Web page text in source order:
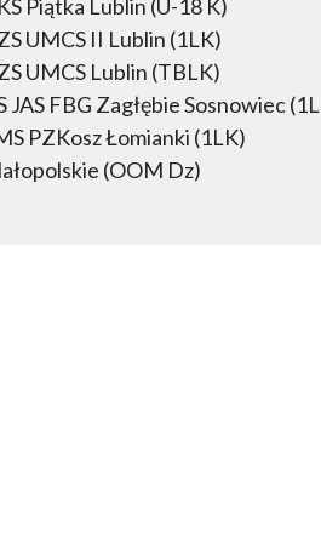
Piątka Lublin (U-18 K)
UMCS II Lublin (1LK)
UMCS Lublin (TBLK)
JAS FBG Zagłębie Sosnowiec
PZKosz Łomianki (1LK)
(OOM Dz)